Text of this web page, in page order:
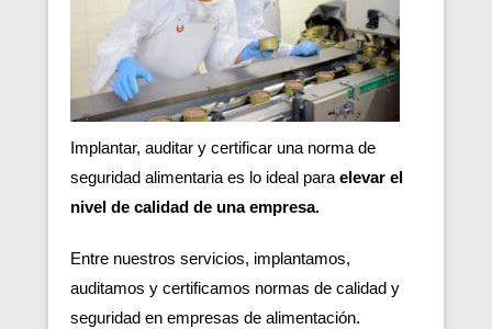
Implantar, auditar y certificar una norma de
seguridad alimentaria es lo ideal para elevar el
nivel de calidad de una empresa.
Entre nuestros servicios, implantamos,
auditamos y certificamos normas de calidad y
seguridad en empresas de alimentación.